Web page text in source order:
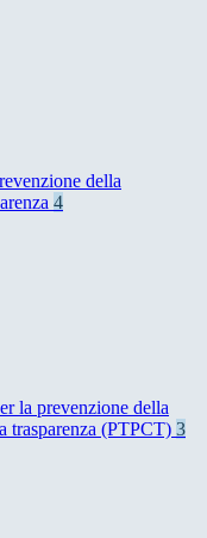
della
4
la prevenzione della
trasparenza (PTPCT) 3